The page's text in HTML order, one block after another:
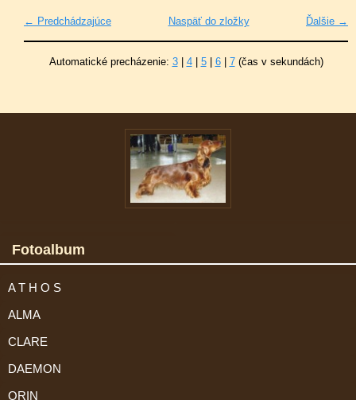
← Predchádzajúce Ďalšie →
Naspäť do zložky
Automatické precházenie: 3| 4| 5| 6| 7(čas v sekundách)
Fotoalbum
A T H O S
ALMA
CLARE
DAEMON
ORIN